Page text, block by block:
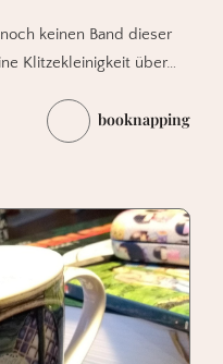
keinen Band dieser
Klitzekleinigkeit über…
booknapping